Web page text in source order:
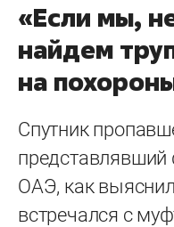
«Если мы,
найдем
на
Спутник
представлявший
ОАЭ, как
встречался с